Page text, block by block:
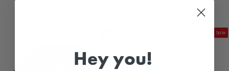
حفظ£18.99
Sale
Hey you!